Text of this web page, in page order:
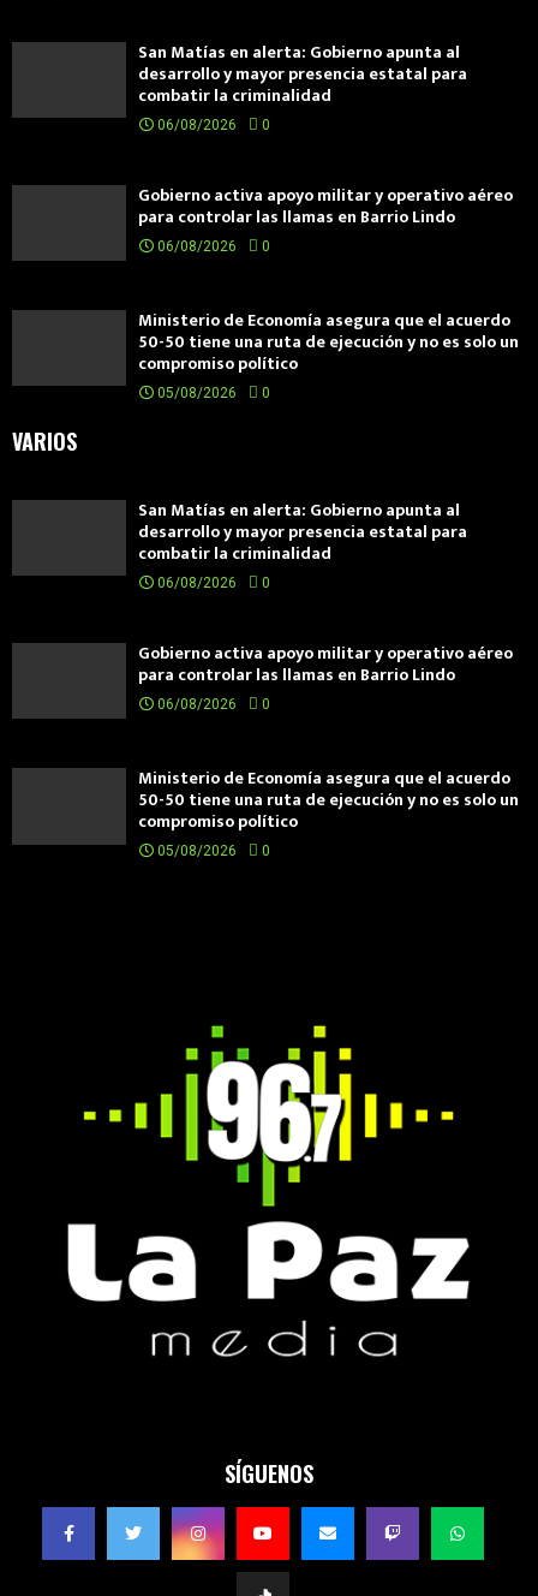
San Matías en alerta: Gobierno apunta al
desarrollo y mayor presencia estatal para
combatir la criminalidad
06/08/2026 0
Gobierno activa apoyo militar y operativo aéreo
para controlar las llamas en Barrio Lindo
06/08/2026 0
Ministerio de Economía asegura que el acuerdo
50-50 tiene una ruta de ejecución y no es solo un
compromiso político
05/08/2026 0
VARIOS
San Matías en alerta: Gobierno apunta al
desarrollo y mayor presencia estatal para
combatir la criminalidad
06/08/2026 0
Gobierno activa apoyo militar y operativo aéreo
para controlar las llamas en Barrio Lindo
06/08/2026 0
Ministerio de Economía asegura que el acuerdo
50-50 tiene una ruta de ejecución y no es solo un
compromiso político
05/08/2026 0
SÍGUENOS